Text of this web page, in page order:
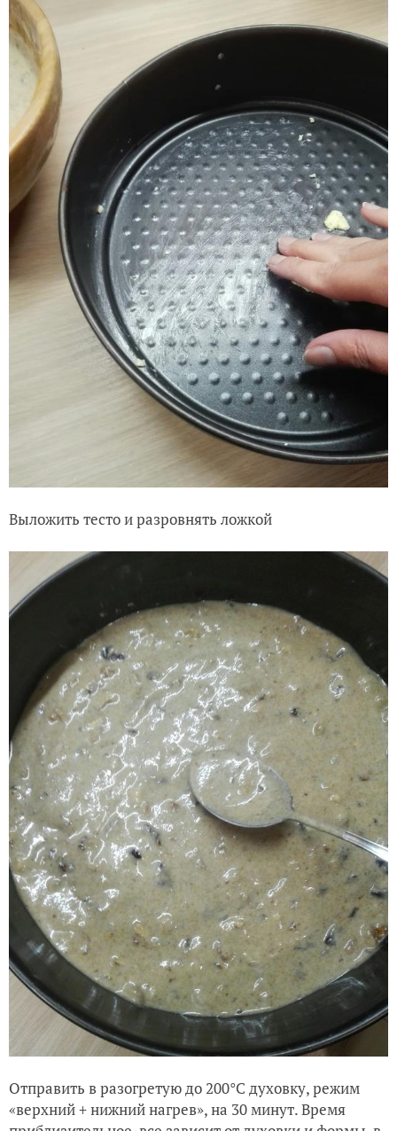
Выложить тесто и разровнять ложкой
Отправить в разогретую до 200°C духовку, режим
«верхний + нижний нагрев», на 30 минут. Время